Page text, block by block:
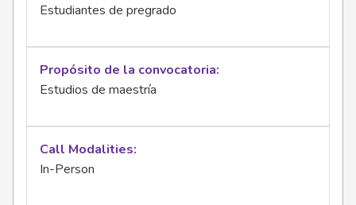
Estudiantes de pregrado
Propósito de la convocatoria
Estudios de maestría
Call Modalities
In-Person